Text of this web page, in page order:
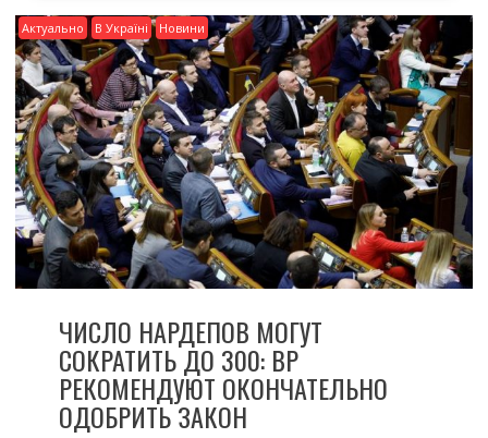
Актуально В Україні Новини
ЧИСЛО НАРДЕПОВ МОГУТ
СОКРАТИТЬ ДО 300: ВР
РЕКОМЕНДУЮТ ОКОНЧАТЕЛЬНО
ОДОБРИТЬ ЗАКОН